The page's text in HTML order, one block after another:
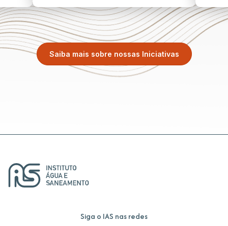
Saiba mais sobre nossas Iniciativas
Siga o IAS nas redes